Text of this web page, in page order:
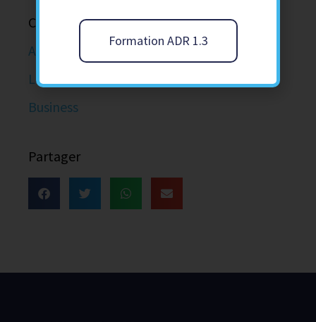
Catégories
Aérien
Learning
Business
Partager
Formation ADR 1.3